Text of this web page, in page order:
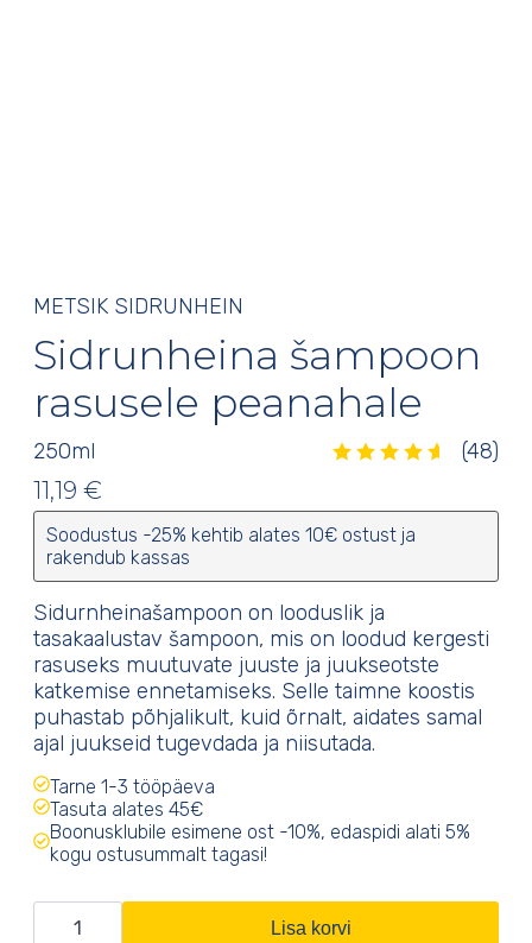
METSIK SIDRUNHEIN
Sidrunheina šampoon
rasusele peanahale
250ml
Hinnatud
4.69 /5 48
(48)
11,19 €
Soodustus -25% kehtib alates 10€ ostust ja
rakendub kassas
Sidurnheinašampoon on looduslik ja
tasakaalustav šampoon, mis on loodud kergesti
rasuseks muutuvate juuste ja juukseotste
katkemise ennetamiseks. Selle taimne koostis
puhastab põhjalikult, kuid õrnalt, aidates samal
ajal juukseid tugevdada ja niisutada.
Tarne 1-3 tööpäeva
Tasuta alates 45€
Boonusklubile esimene ost -10%, edaspidi alati 5%
kogu ostusummalt tagasi!
Sidrunheina
Lisa korvi